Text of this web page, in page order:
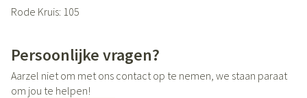
Rode Kruis: 105
Child focus: 110
Persoonlijke vragen?
Aarzel niet om met ons contact op te nemen, we staan paraat
om jou te helpen!